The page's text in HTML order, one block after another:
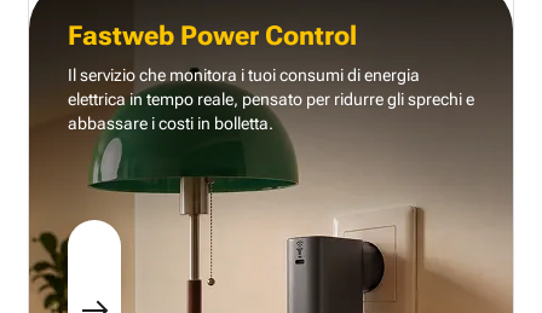
Fastweb Power Control
Il servizio che monitora i tuoi consumi di energia
elettrica in tempo reale, pensato per ridurre gli sprechi e
abbassare i costi in bolletta.